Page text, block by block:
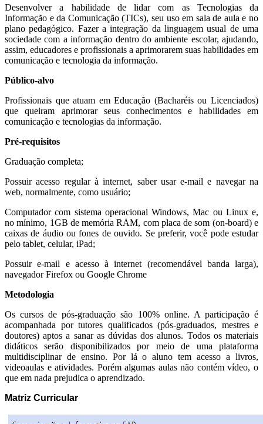
Desenvolver a habilidade de lidar com as Tecnologias da
Informação e da Comunicação (TICs), seu uso em sala de aula e no
plano pedagógico. Fazer a integração da linguagem usual de uma
sociedade com a informação dentro do ambiente escolar, ajudando,
assim, educadores e profissionais a aprimorarem suas habilidades em
comunicação e tecnologia da informação.
Público-alvo
Profissionais que atuam em Educação (Bacharéis ou Licenciados)
que queiram aprimorar seus conhecimentos e habilidades em
comunicação e tecnologias da informação.
Pré-requisitos
Graduação completa;
Possuir acesso regular à internet, saber usar e-mail e navegar na
web, normalmente, como usuário;
Computador com sistema operacional Windows, Mac ou Linux e,
no mínimo, 1GB de memória RAM, com placa de som (on-board) e
caixas de áudio ou fones de ouvido. Se preferir, você pode estudar
pelo tablet, celular, iPad;
Possuir e-mail e acesso à internet (recomendável banda larga),
navegador Firefox ou Google Chrome
Metodologia
Os cursos de pós-graduação são 100% online. A participação é
acompanhada por tutores qualificados (pós-graduados, mestres e
doutores) aptos a sanar as dúvidas dos alunos. Todos os materiais
didáticos serão disponibilizados por meio de uma plataforma
multidisciplinar de ensino. Por lá o aluno tem acesso a livros,
videoaulas e atividades. Porém algumas aulas não contém vídeo, o
que em nada prejudica o aprendizado.
Matriz Curricular